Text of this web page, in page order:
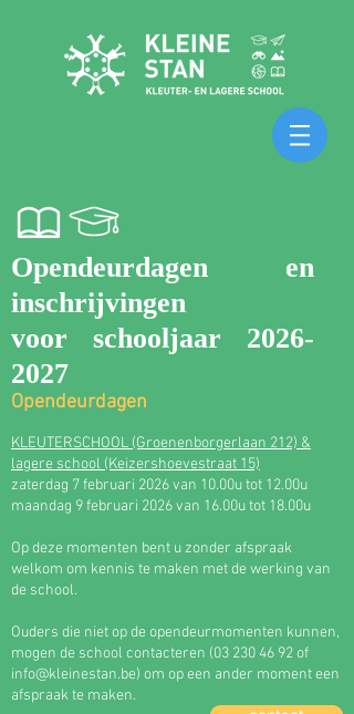
Opendeurdagen en
inschrijvingen
voor schooljaar 2026-
2027
Opendeurdagen
KLEUTERSCHOOL (Groenenborgerlaan 212) &
lagere school (Keizershoevestraat 15)
zaterdag 7 februari 2026 van 10.00u tot 12.00u
maandag 9 februari 2026 van 16.00u tot 18.00u
Op deze momenten bent u zonder afspraak
welkom om kennis te maken met de werking van
de school.
Ouders die niet op de opendeurmomenten kunnen,
mogen de school contacteren (03 230 46 92of
info@kleinestan.be) om op een ander moment een
afspraak te maken.